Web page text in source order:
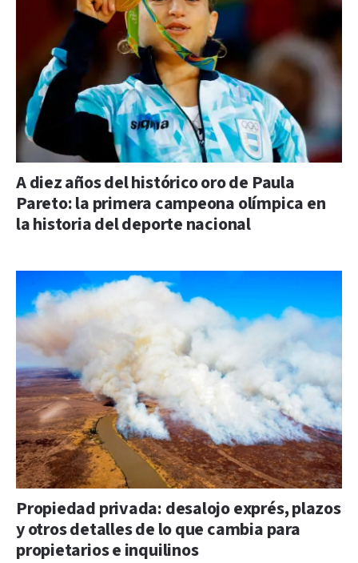
A diez años del histórico oro de Paula
Pareto: la primera campeona olímpica en
la historia del deporte nacional
Propiedad privada: desalojo exprés, plazos
y otros detalles de lo que cambia para
propietarios e inquilinos